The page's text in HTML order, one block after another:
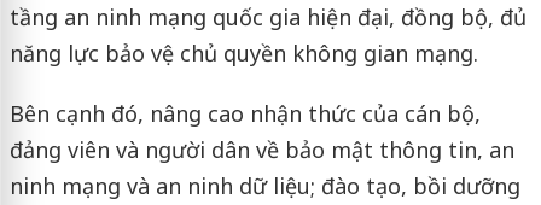
tầng an ninh mạng quốc gia hiện đại, đồng bộ, đủ
năng lực bảo vệ chủ quyền không gian mạng.
Bên cạnh đó, nâng cao nhận thức của cán bộ,
đảng viên và người dân về bảo mật thông tin, an
ninh mạng và an ninh dữ liệu; đào tạo, bồi dưỡng